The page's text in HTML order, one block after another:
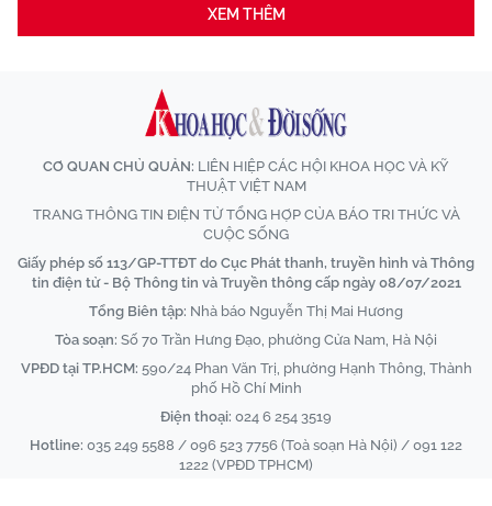
XEM THÊM
CƠ QUAN CHỦ QUẢN: LIÊN HIỆP CÁC HỘI KHOA HỌC VÀ KỸ
THUẬT VIỆT NAM
TRANG THÔNG TIN ĐIỆN TỬ TỔNG HỢP CỦA BÁO TRI THỨC VÀ
CUỘC SỐNG
Giấy phép số 113/GP-TTĐT do Cục Phát thanh, truyền hình và Thông
tin điện tử - Bộ Thông tin và Truyền thông cấp ngày 08/07/2021
Tổng Biên tập: Nhà báo Nguyễn Thị Mai Hương
Tòa soạn: Số 70 Trần Hưng Đạo, phường Cửa Nam, Hà Nội
VPĐD tại TP.HCM: 590/24 Phan Văn Trị, phường Hạnh Thông, Thành
phố Hồ Chí Minh
Điện thoại: 024 6 254 3519
Hotline: 035 249 5588 / 096 523 7756 (Toà soạn Hà Nội) / 091 122
1222 (VPĐD TPHCM)